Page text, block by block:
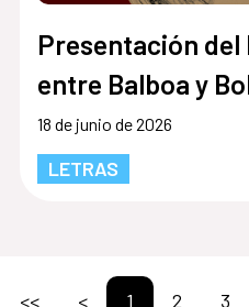
Presentación
entre Balboa y
18 de junio de 2026
LETRAS
<< < 1 2 3